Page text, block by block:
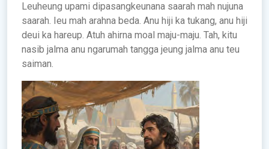
Leuheung upami dipasangkeunana saarah mah nujuna
saarah. Ieu mah arahna beda. Anu hiji ka tukang, anu hiji
deui ka hareup. Atuh ahirna moal maju-maju. Tah, kitu
nasib jalma anu ngarumah tangga jeung jalma anu teu
saiman.